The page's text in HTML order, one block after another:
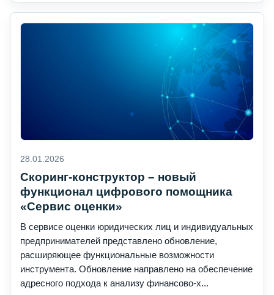
28.01.2026
Скоринг-конструктор – новый
функционал цифрового помощника
«Сервис оценки»
В сервисе оценки юридических лиц и индивидуальных
предпринимателей представлено обновление,
расширяющее функциональные возможности
инструмента. Обновление направлено на обеспечение
адресного подхода к анализу финансово-х...